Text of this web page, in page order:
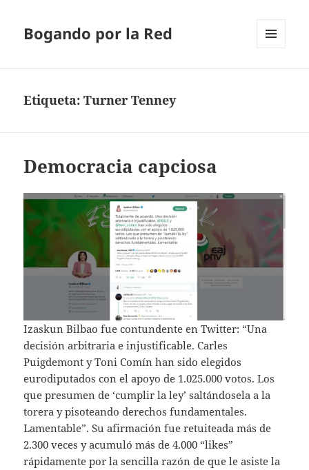
Bogando por la Red
Etiqueta:Turner Tenney
Democracia capciosa
Izaskun Bilbao fue contundente en Twitter: “Una
decisión arbitraria e injustificable. Carles
Puigdemont y Toni Comín han sido elegidos
eurodiputados con el apoyo de 1.025.000 votos. Los
que presumen de ‘cumplir la ley’ saltándosela a la
torera y pisoteando derechos fundamentales.
Lamentable”. Su afirmación fue retuiteada más de
2.300 veces y acumuló más de 4.000 “likes”
rápidamente por la sencilla razón de que le asiste la